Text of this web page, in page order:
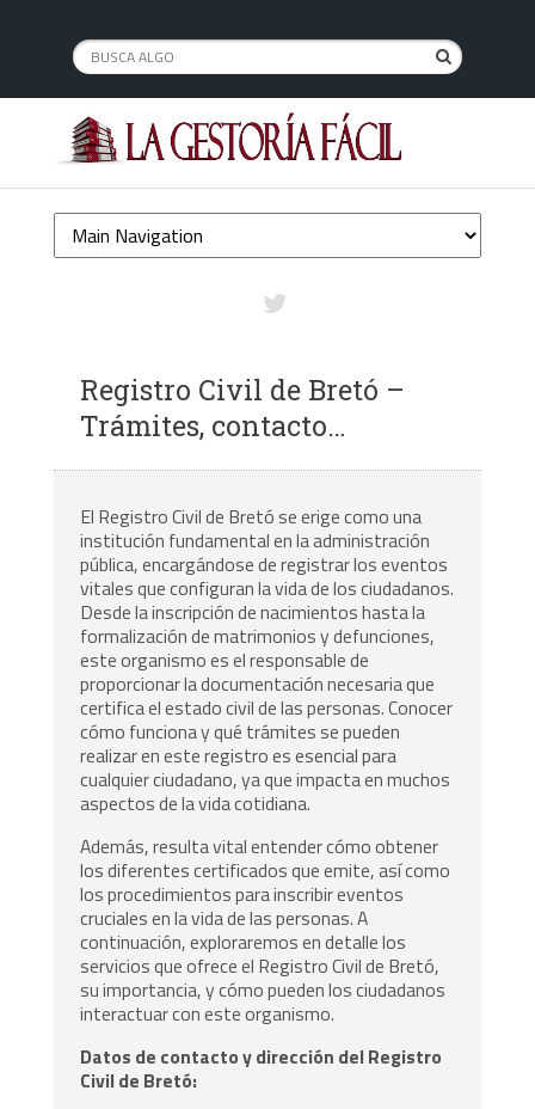
Registro Civil de Bretó –
Trámites, contacto…
El Registro Civil de Bretó se erige como una
institución fundamental en la administración
pública, encargándose de registrar los eventos
vitales que configuran la vida de los ciudadanos.
Desde la inscripción de nacimientos hasta la
formalización de matrimonios y defunciones,
este organismo es el responsable de
proporcionar la documentación necesaria que
certifica el estado civil de las personas. Conocer
cómo funciona y qué trámites se pueden
realizar en este registro es esencial para
cualquier ciudadano, ya que impacta en muchos
aspectos de la vida cotidiana.
Además, resulta vital entender cómo obtener
los diferentes certificados que emite, así como
los procedimientos para inscribir eventos
cruciales en la vida de las personas. A
continuación, exploraremos en detalle los
servicios que ofrece el Registro Civil de Bretó,
su importancia, y cómo pueden los ciudadanos
interactuar con este organismo.
Datos de contacto y dirección del Registro
Civil de Bretó: